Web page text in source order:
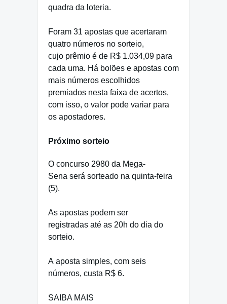
quadra da loteria.
Foram 31 apostas que acertaram
quatro números no sorteio,
cujo prêmio é de R$ 1.034,09 para
cada uma. Há bolões e apostas com
mais números escolhidos
premiados nesta faixa de acertos,
com isso, o valor pode variar para
os apostadores.
Próximo sorteio
O concurso 2980 da Mega-
Sena será sorteado na quinta-feira
(5).
As apostas podem ser
registradas até as 20h do dia do
sorteio.
A aposta simples, com seis
números, custa R$ 6.
SAIBA MAIS